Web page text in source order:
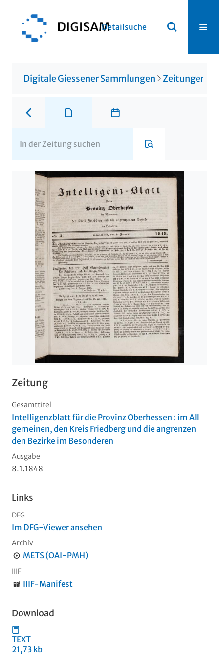
Detailsuche
Digitale Giessener Sammlungen Zeitungen
Zeitung
Gesamttitel
Intelligenzblatt für die Provinz Oberhessen : im All
gemeinen, den Kreis Friedberg und die angrenzen
den Bezirke im Besonderen
Ausgabe
8.1.1848
Links
DFG
Im DFG-Viewer ansehen
Archiv
METS (OAI-PMH)
IIIF
IIIF-Manifest
Download
TEXT
21,73 kb